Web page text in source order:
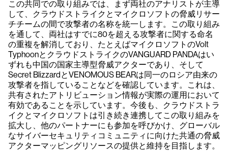
この共同での取り組みでは、まず両社のアナリストが主導
して、クラウドストライクとマイクロソフトの脅威リサー
チチームの間で攻撃者の名称を統一します。この取り組み
を通して、両社はすでに80を超える攻撃者に関する命名
の重複を解消しており、たとえばマイクロソフトのVolt
TyphoonとクラウドストライクのVANGUARD PANDAはい
ずれも中国の国家主導型脅威アクターであり、そして
Secret BlizzardとVENOMOUS BEARは同一のロシア由来の
攻撃者を指していることなどを確認しています。これは、
共有されたアトリビューション情報が実際の運用において
有効であることを示しています。今後も、クラウドストラ
イクとマイクロソフトは引き続き連携してこの取り組みを
拡大し、他のパートナーにも参加を呼びかけ、グローバル
なサイバーセキュリティコミュニティに向けた共通の脅威
アクターマッピングリソースの提供と維持を目指します。